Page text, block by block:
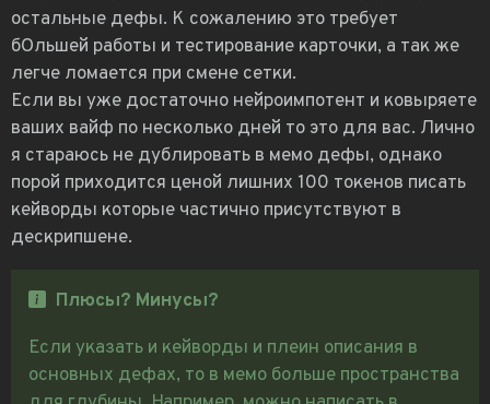
остальные дефы. К сожалению это требует
бОльшей работы и тестирование карточки, а так же
легче ломается при смене сетки.
Если вы уже достаточно нейроимпотент и ковыряете
ваших вайф по несколько дней то это для вас. Лично
я стараюсь не дублировать в мемо дефы, однако
порой приходится ценой лишних 100 токенов писать
кейворды которые частично присутствуют в
дескрипшене.
Плюсы? Минусы?
Если указать и кейворды и плеин описания в
основных дефах, то в мемо больше пространства